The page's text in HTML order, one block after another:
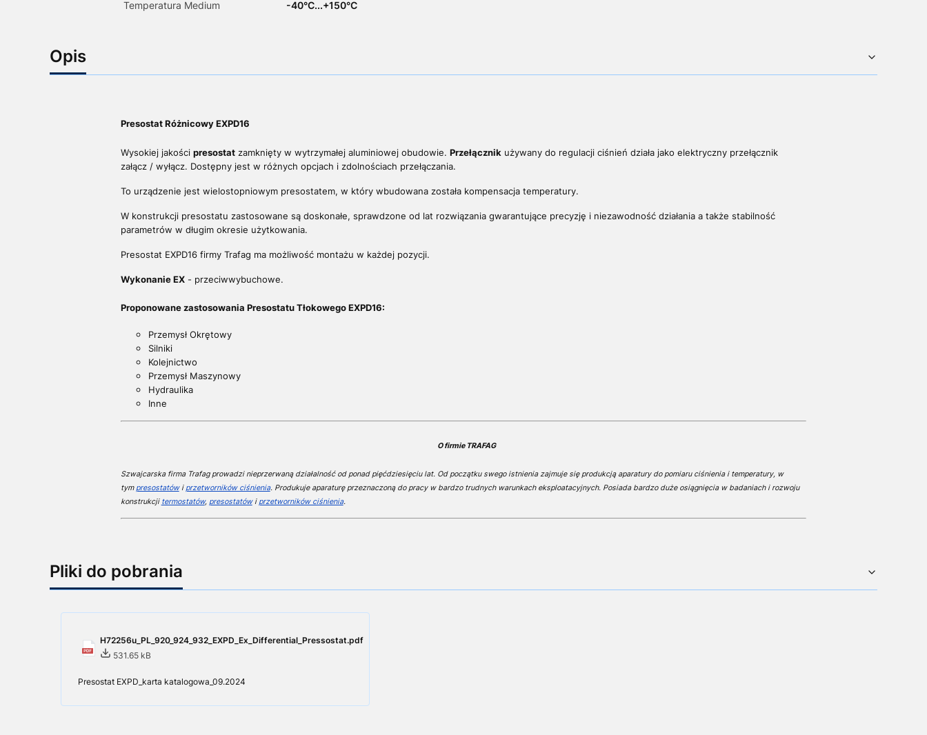
Temperatura Medium -40°C...+150°C
Opis
Presostat Różnicowy EXPD16
Wysokiej jakości presostatzamknięty w wytrzymałej aluminiowej obudowie. Przełącznik używany do regulacji ciśnień działa jako elektryczny przełącznik
załącz / wyłącz. Dostępny jest w różnych opcjach i zdolnościach przełączania.
To urządzenie jest wielostopniowym presostatem, w który wbudowana została kompensacja temperatury.
W konstrukcji presostatu zastosowane są doskonałe, sprawdzone od lat rozwiązania gwarantujące precyzję i niezawodność działania a także stabilność
parametrów w długim okresie użytkowania.
Presostat EXPD16 firmy Trafag ma możliwość montażu w każdej pozycji.
Wykonanie EX- przeciwwybuchowe.
Proponowane zastosowania Presostatu Tłokowego EXPD16:
Przemysł Okrętowy
Silniki
Kolejnictwo
Przemysł Maszynowy
Hydraulika
Inne
O firmie TRAFAG
Szwajcarska firma Trafag prowadzi nieprzerwaną działalność od ponad pięćdziesięciu lat. Od początku swego istnienia zajmuje się produkcją aparatury do pomiaru ciśnienia i temperatury, w
tym presostatówi przetworników ciśnienia. Produkuje aparaturę przeznaczoną do pracy w bardzo trudnych warunkach eksploatacyjnych. Posiada bardzo duże osiągnięcia w badaniach i rozwoju
konstrukcji termostatów, presostatówi przetworników ciśnienia.
Pliki do pobrania
H72256u_PL_920_924_932_EXPD_Ex_Differential_Pressostat.pdf
531.65 kB
Presostat EXPD_karta katalogowa_09.2024